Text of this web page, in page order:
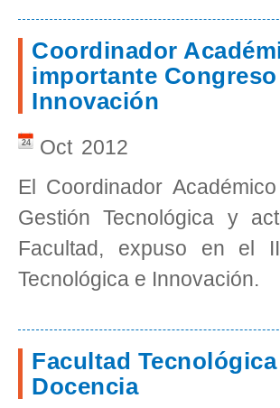
Coordinador
importante
Innovación
Oct
24
2012
El Coordinador
Gestión Tecnológica y
Facultad, expuso en el
Tecnológica e Innovación.
Facultad
Docencia